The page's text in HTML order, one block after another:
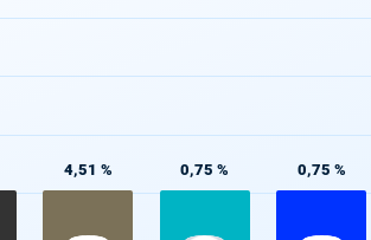
4,51 % 0,75 % 0,75 %